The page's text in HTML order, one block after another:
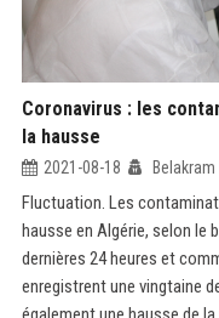
Coronavirus : les
la hausse
2021-08-18
Fluctuation. Les
hausse en Algérie, selon le
dernières 24 heures et
enregistrent une vingtaine